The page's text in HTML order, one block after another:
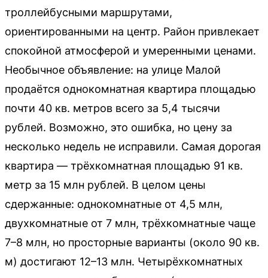
троллейбусными маршрутами,
ориентированными на центр. Район привлекает
спокойной атмосферой и умеренными ценами.
Необычное объявление: на улице Малой
продаётся однокомнатная квартира площадью
почти 40 кв. метров всего за 5,4 тысячи
рублей. Возможно, это ошибка, но цену за
несколько недель не исправили. Самая дорогая
квартира — трёхкомнатная площадью 91 кв.
метр за 15 млн рублей. В целом цены
сдержанные: однокомнатные от 4,5 млн,
двухкомнатные от 7 млн, трёхкомнатные чаще
7–8 млн, но просторные варианты (около 90 кв.
м) достигают 12–13 млн. Четырёхкомнатных